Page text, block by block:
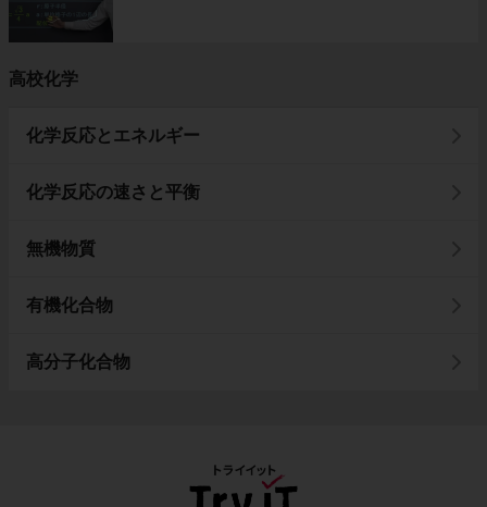
高校化学
化学反応とエネルギー
化学反応の速さと平衡
無機物質
有機化合物
高分子化合物